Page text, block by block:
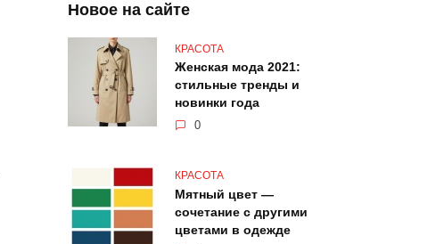
Новое на сайте
КРАСОТА
Женская мода 2021:
стильные тренды и
новинки года
0
КРАСОТА
Мятный цвет —
сочетание с другими
цветами в одежде